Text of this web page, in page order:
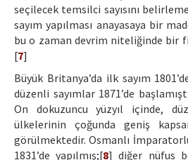
seçilecek temsilci sayısını
sayım yapılması anayasaya bir
bu o zaman devrim niteliğinde bir
[7]
Büyük Britanya’da ilk sayım
düzenli sayımlar 1871’de
On dokuzuncu yüzyıl içinde,
ülkelerinin çoğunda geniş
görülmektedir. Osmanlı
1831’de yapılmış;[8] diğer nüfus